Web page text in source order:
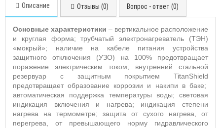
Описание Отзывы (0) Вопрос - ответ (0)
Основные характеристики – вертикальное расположение
и круглая форма; трубчатый электронагреватель (ТЭН)
«мокрый»; наличие на кабеле питания устройства
защитного отключения (УЗО) на 100% предотвращает
поражение электрическим током; внутренний стальной
резервуар с защитным покрытием TitanShield
предотвращает образование коррозии и накипи в баке;
автоматическая поддержка температуры воды; световая
индикация включения и нагрева; индикация степени
нагрева на термометре; защита от сухого нагрева, от
перегрева, от превышающего норму гидравлического